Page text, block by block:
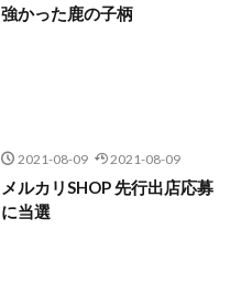
強かった鹿の子柄
2021-08-09 2021-08-09
メルカリSHOP 先行出店応募
に当選